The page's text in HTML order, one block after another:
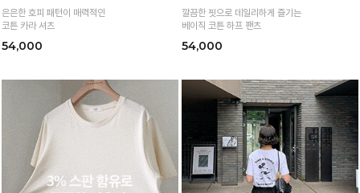
은은한 호피 패턴이 매력적인
코튼 카라 셔츠
54,000
깔끔한 핏으로 데일리하게 즐기는
베이직 코튼 하프 팬츠
54,000